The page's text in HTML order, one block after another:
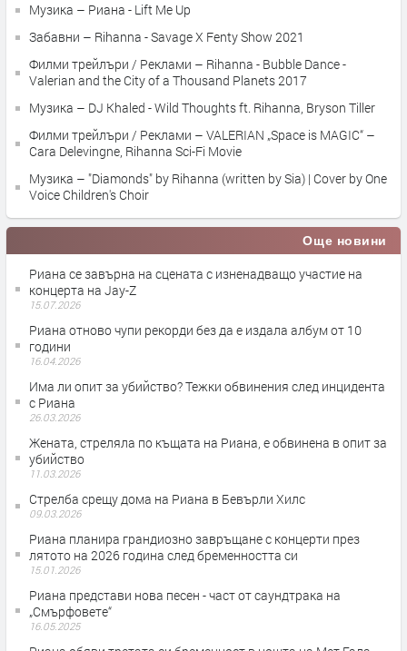
Музика – Риана - Lift Me Up
Забавни – Rihanna - Savage X Fenty Show 2021
Филми трейлъри / Реклами – Rihanna - Bubble Dance - ‫
Valerian and the City of a Thousand Planets 2017
Музика – DJ Khaled - Wild Thoughts ft. Rihanna, Bryson Tiller
Филми трейлъри / Реклами – VALERIAN „Space is MAGIC“ –
Cara Delevingne, Rihanna Sci-Fi Movie
Музика – "Diamonds" by Rihanna (written by Sia) | Cover by One
Voice Children's Choir
Още новини
Риана се завърна на сцената с изненадващо участие на
концерта на Jay-Z
15.07.2026
Риана отново чупи рекорди без да е издала албум от 10
години
16.04.2026
Има ли опит за убийство? Тежки обвинения след инцидента
с Риана
26.03.2026
Жената, стреляла по къщата на Риана, е обвинена в опит за
убийство
11.03.2026
Стрелба срещу дома на Риана в Бевърли Хилс
09.03.2026
Риана планира грандиозно завръщане с концерти през
лятото на 2026 година след бременността си
15.01.2026
Риана представи нова песен - част от саундтрака на
„Смърфовете“
16.05.2025